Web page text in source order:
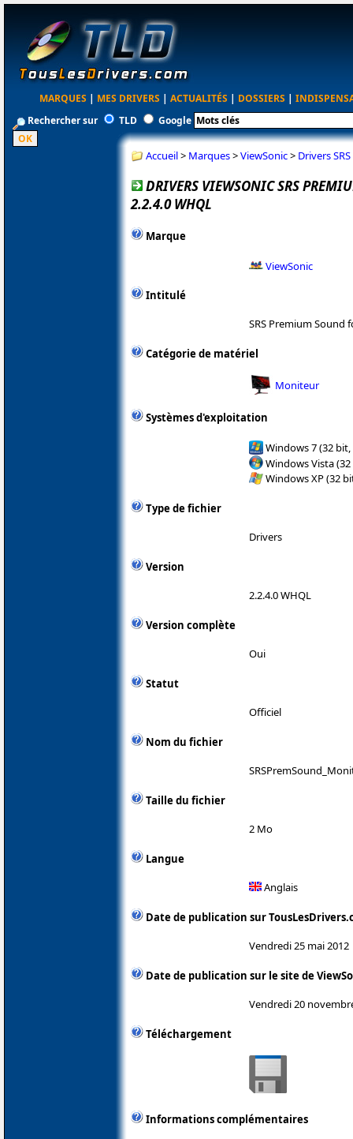
MARQUES | MES DRIVERS | ACTUALITÉS | DOSSIERS |
Rechercher sur
TLD Google
Accueil> Marques>ViewSonic> Drivers
DRIVERS VIEWSONIC SRS
2.2.4.0 WHQL
Marque
ViewSonic
Intitulé
SRS Premium Sound
Catégorie de matériel
Moniteur
Systèmes d'exploitation
Windows 7 (32 bit,
Windows Vista
Windows XP (32
Type de fichier
Drivers
Version
2.2.4.0 WHQL
Version complète
Oui
Statut
Officiel
Nom du fichier
Taille du fichier
2 Mo
Langue
Anglais
Date de publication sur
Vendredi 25 mai 2012
Date de publication sur le site de
Vendredi 20
Téléchargement
Informations complémentaires